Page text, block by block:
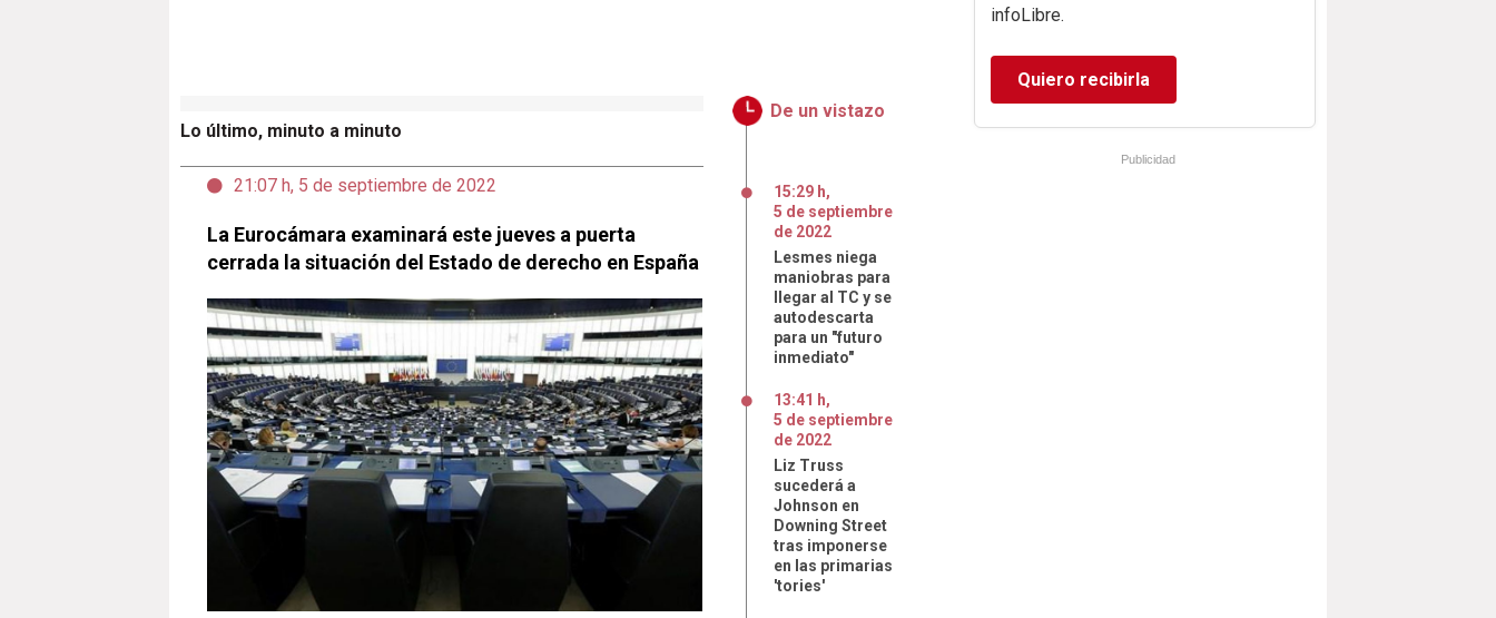
Lo último, minuto a minuto
21:07 h, 5 de septiembre de 2022
La Eurocámara examinará este jueves a puerta
cerrada la situación del Estado de derecho en España
De un vistazo
15:29 h,
5 de septiembre
de 2022
Lesmes niega
maniobras para
llegar al TC y se
autodescarta
para un "futuro
inmediato"
13:41 h,
5 de septiembre
de 2022
Liz Truss
sucederá a
Johnson en
Downing Street
tras imponerse
en las primarias
'tories'
infoLibre.
Quiero recibirla
Publicidad